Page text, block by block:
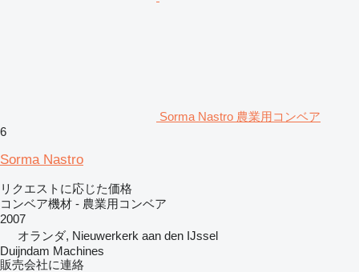
Sorma Nastro 農業用コンベア
6
Sorma Nastro
リクエストに応じた価格
コンベア機材 - 農業用コンベア
2007
オランダ, Nieuwerkerk aan den IJssel
Duijndam Machines
販売会社に連絡